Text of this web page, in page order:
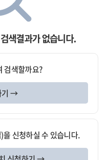
색결과가 없습니다.
검색할까요?
기 →
신청하실 수 있습니다.